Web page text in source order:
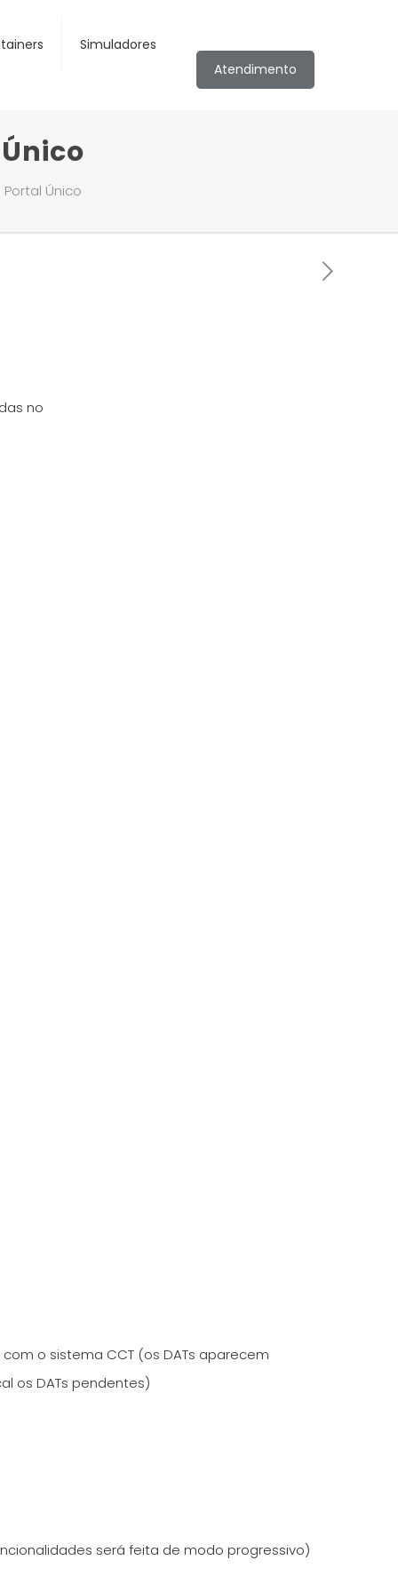
Simuladores
Atendimento
Único
no
o sistema CCT (os DATs aparecem
os DATs pendentes)
será feita de modo progressivo)